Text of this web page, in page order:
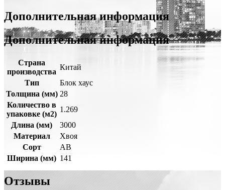
Дополнительная информация
Дополнительная информация
Страна
производства
Китай
Тип
Блок хаус
Толщина (мм) 28
Количество в
упаковке (м2)
1.269
Длина (мм)
3000
Материал
Хвоя
Сорт
АВ
Ширина (мм) 141
Отзывы